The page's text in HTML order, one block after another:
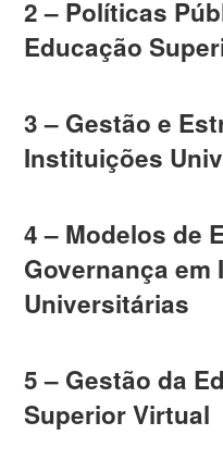
2 – Políticas
Educação
3 – Gestão e
Instituições
4 – Modelos de
Governança
Universitárias
5 – Gestão da
Superior Virtual